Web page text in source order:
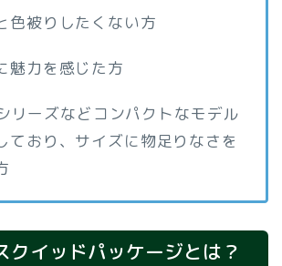
色被りしたくない方
魅力を感じた方
リーズなどコンパクトなモデル
ており、サイズに物足りなさを
クイッドパッケージとは？